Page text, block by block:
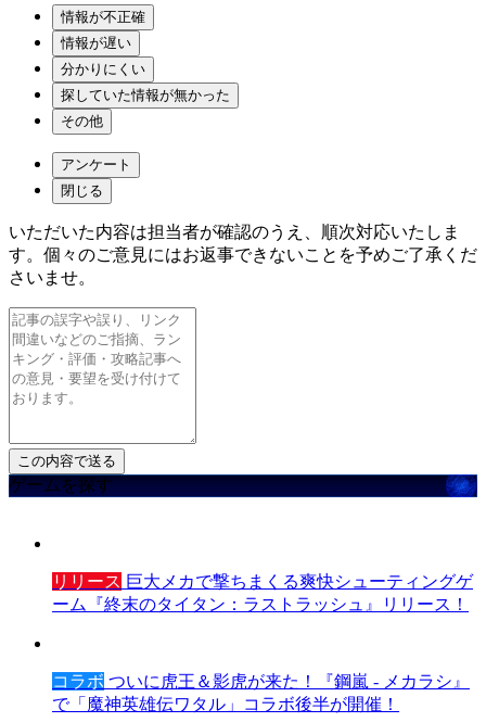
情報が不正確
情報が遅い
分かりにくい
探していた情報が無かった
その他
アンケート
閉じる
いただいた内容は担当者が確認のうえ、順次対応いたしま
す。個々のご意見にはお返事できないことを予めご了承くだ
さいませ。
ゲームを探す
リリース 巨大メカで撃ちまくる爽快シューティングゲ
ーム『終末のタイタン：ラストラッシュ』リリース！
コラボ ついに虎王＆影虎が来た！『鋼嵐 - メカラシ』
で「魔神英雄伝ワタル」コラボ後半が開催！